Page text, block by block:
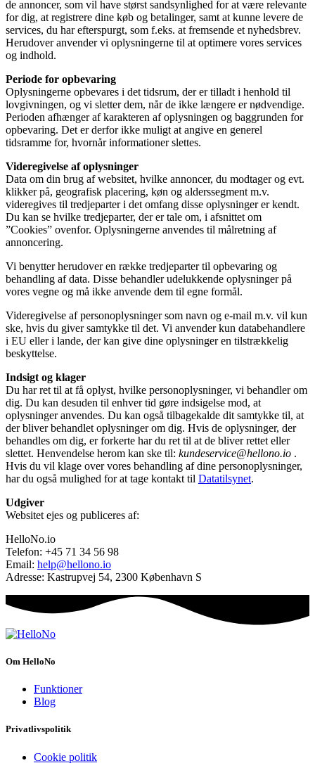
de annoncer, som vil have størst sandsynlighed for at være relevante
for dig, at registrere dine køb og betalinger, samt at kunne levere de
services, du har efterspurgt, som f.eks. at fremsende et nyhedsbrev.
Herudover anvender vi oplysningerne til at optimere vores services
og indhold.
Periode for opbevaring
Oplysningerne opbevares i det tidsrum, der er tilladt i henhold til
lovgivningen, og vi sletter dem, når de ikke længere er nødvendige.
Perioden afhænger af karakteren af oplysningen og baggrunden for
opbevaring. Det er derfor ikke muligt at angive en generel
tidsramme for, hvornår informationer slettes.
Videregivelse af oplysninger
Data om din brug af websitet, hvilke annoncer, du modtager og evt.
klikker på, geografisk placering, køn og alderssegment m.v.
videregives til tredjeparter i det omfang disse oplysninger er kendt.
Du kan se hvilke tredjeparter, der er tale om, i afsnittet om
”Cookies” ovenfor. Oplysningerne anvendes til målretning af
annoncering.
Vi benytter herudover en række tredjeparter til opbevaring og
behandling af data. Disse behandler udelukkende oplysninger på
vores vegne og må ikke anvende dem til egne formål.
Videregivelse af personoplysninger som navn og e-mail m.v. vil kun
ske, hvis du giver samtykke til det. Vi anvender kun databehandlere
i EU eller i lande, der kan give dine oplysninger en tilstrækkelig
beskyttelse.
Indsigt og klager
Du har ret til at få oplyst, hvilke personoplysninger, vi behandler om
dig. Du kan desuden til enhver tid gøre indsigelse mod, at
oplysninger anvendes. Du kan også tilbagekalde dit samtykke til, at
der bliver behandlet oplysninger om dig. Hvis de oplysninger, der
behandles om dig, er forkerte har du ret til at de bliver rettet eller
slettet. Henvendelse herom kan ske til: kundeservice@hellono.io .
Hvis du vil klage over vores behandling af dine personoplysninger,
har du også mulighed for at tage kontakt til Datatilsynet.
Udgiver
Websitet ejes og publiceres af:
HelloNo.io
Telefon: +45 71 34 56 98
Email: help@hellono.io
Adresse: Kastrupvej 54, 2300 København S
Om HelloNo
Funktioner
Blog
Privatlivspolitik
Cookie politik